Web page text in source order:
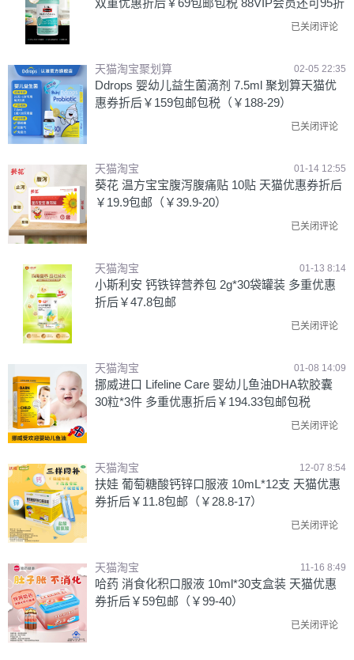
双重优惠折后￥69包邮包税 88VIP会员还可95折
已关闭评论
天猫淘宝聚划算 02-05 22:35
Ddrops 婴幼儿益生菌滴剂 7.5ml 聚划算天猫优
惠券折后￥159包邮包税（￥188-29）
已关闭评论
天猫淘宝 01-14 12:55
葵花 温方宝宝腹泻腹痛贴 10贴 天猫优惠券折后
￥19.9包邮（￥39.9-20）
已关闭评论
天猫淘宝 01-13 8:14
小斯利安 钙铁锌营养包 2g*30袋罐装 多重优惠
折后￥47.8包邮
已关闭评论
天猫淘宝 01-08 14:09
挪威进口 Lifeline Care 婴幼儿鱼油DHA软胶囊
30粒*3件 多重优惠折后￥194.33包邮包税
已关闭评论
天猫淘宝 12-07 8:54
扶娃 葡萄糖酸钙锌口服液 10mL*12支 天猫优惠
券折后￥11.8包邮（￥28.8-17）
已关闭评论
天猫淘宝 11-16 8:49
哈药 消食化积口服液 10ml*30支盒装 天猫优惠
券折后￥59包邮（￥99-40）
已关闭评论